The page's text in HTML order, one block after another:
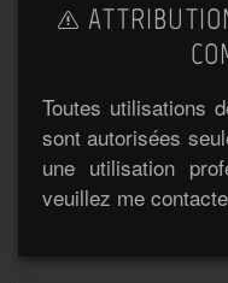
Toutes utilisations
sont autorisées
une utilisation
veuillez me